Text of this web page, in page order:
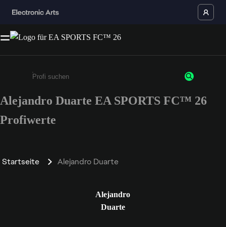
Gib mindestens 3 Zeichen oder Ziffern ein
Alejandro Duarte EA SPORTS FC™ 26
Profiwerte
Startseite Alejandro Duarte
Alejandro
Duarte